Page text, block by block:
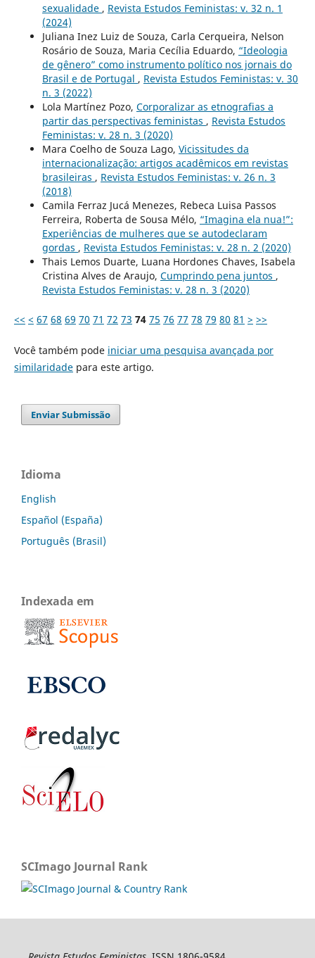
sexualidade , Revista Estudos Feministas: v. 32 n. 1
(2024)
Juliana Inez Luiz de Souza, Carla Cerqueira, Nelson
Rosário de Souza, Maria Cecília Eduardo, “Ideologia
de gênero” como instrumento político nos jornais do
Brasil e de Portugal , Revista Estudos Feministas: v. 30
n. 3 (2022)
Lola Martínez Pozo, Corporalizar as etnografias a
partir das perspectivas feministas , Revista Estudos
Feministas: v. 28 n. 3 (2020)
Mara Coelho de Souza Lago, Vicissitudes da
internacionalização: artigos acadêmicos em revistas
brasileiras , Revista Estudos Feministas: v. 26 n. 3
(2018)
Camila Ferraz Jucá Menezes, Rebeca Luisa Passos
Ferreira, Roberta de Sousa Mélo, “Imagina ela nua!”:
Experiências de mulheres que se autodeclaram
gordas , Revista Estudos Feministas: v. 28 n. 2 (2020)
Thais Lemos Duarte, Luana Hordones Chaves, Isabela
Cristina Alves de Araujo, Cumprindo pena juntos ,
Revista Estudos Feministas: v. 28 n. 3 (2020)
<< < 67 68 69 70 71 72 73 74 75 76 77 78 79 80 81 > >>
Você também pode iniciar uma pesquisa avançada por
similaridadepara este artigo.
Enviar Submissão
Idioma
English
Español (España)
Português (Brasil)
Indexada em
SCImago Journal Rank